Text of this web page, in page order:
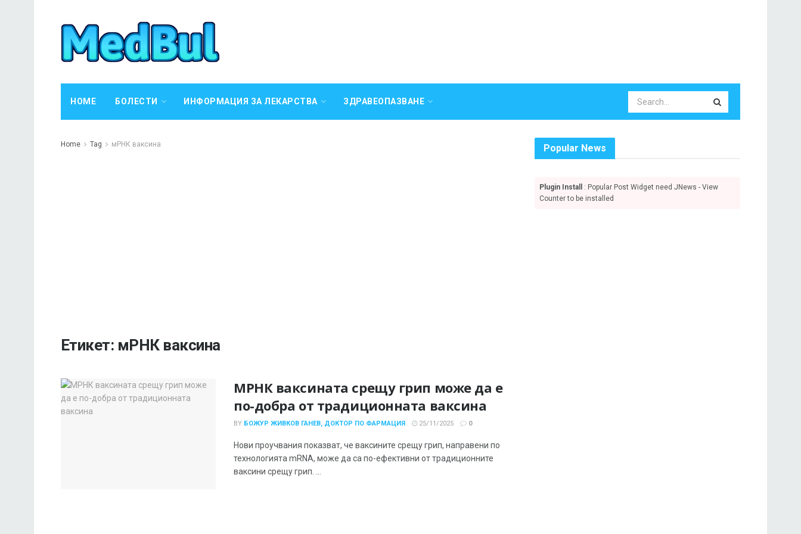
HOME БОЛЕСТИ ИНФОРМАЦИЯ ЗА ЛЕКАРСТВА ЗДРАВЕОПАЗВАНЕ
Home Tag мРНК ваксина
Етикет: мРНК ваксина
МРНК ваксината срещу грип може да е
по-добра от традиционната ваксина
BY БОЖУР ЖИВКОВ ГАНЕВ, ДОКТОР ПО ФАРМАЦИЯ 25/11/2025 0
Нови проучвания показват, че ваксините срещу грип, направени по
технологията mRNA, може да са по-ефективни от традиционните
ваксини срещу грип. ...
Popular News
Plugin Install
: Popular Post Widget need JNews - View
Counter to be installed